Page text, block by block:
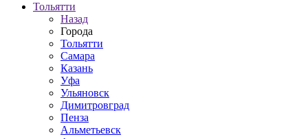
Тольятти
Назад
Города
Тольятти
Самара
Казань
Уфа
Ульяновск
Димитровград
Пенза
Альметьевск